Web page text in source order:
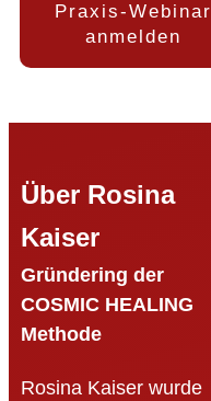
Praxis-Webinar
anmelden
Über Rosina
Kaiser
Gründering der
COSMIC HEALING
Methode
Rosina Kaiser wurde